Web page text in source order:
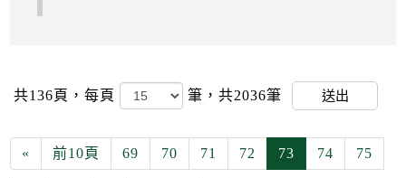
共136頁， 每頁 筆，共2036筆 送出
« 前10頁 69 70 71 72 73 74 75